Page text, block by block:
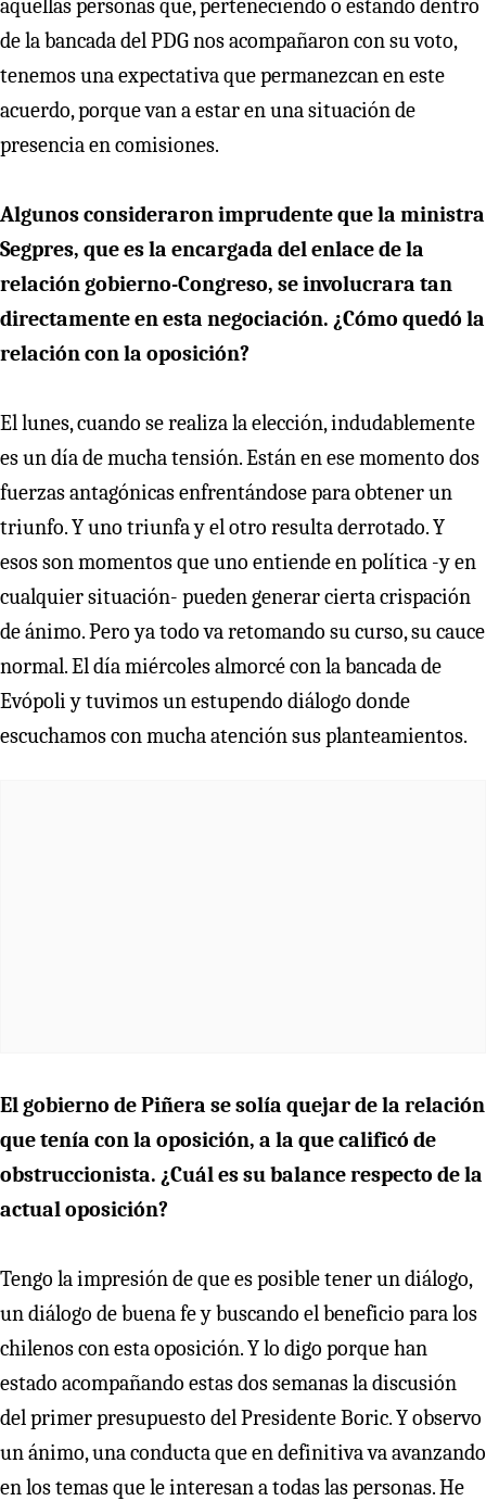
aquellas personas que, perteneciendo o estando dentro
de la bancada del PDG nos acompañaron con su voto,
tenemos una expectativa que permanezcan en este
acuerdo, porque van a estar en una situación de
presencia en comisiones.
Algunos consideraron imprudente que la ministra
Segpres, que es la encargada del enlace de la
relación gobierno-Congreso, se involucrara tan
directamente en esta negociación. ¿Cómo quedó la
relación con la oposición?
El lunes, cuando se realiza la elección, indudablemente
es un día de mucha tensión. Están en ese momento dos
fuerzas antagónicas enfrentándose para obtener un
triunfo. Y uno triunfa y el otro resulta derrotado. Y
esos son momentos que uno entiende en política -y en
cualquier situación- pueden generar cierta crispación
de ánimo. Pero ya todo va retomando su curso, su cauce
normal. El día miércoles almorcé con la bancada de
Evópoli y tuvimos un estupendo diálogo donde
escuchamos con mucha atención sus planteamientos.
El gobierno de Piñera se solía quejar de la relación
que tenía con la oposición, a la que calificó de
obstruccionista. ¿Cuál es su balance respecto de la
actual oposición?
Tengo la impresión de que es posible tener un diálogo,
un diálogo de buena fe y buscando el beneficio para los
chilenos con esta oposición. Y lo digo porque han
estado acompañando estas dos semanas la discusión
del primer presupuesto del Presidente Boric. Y observo
un ánimo, una conducta que en definitiva va avanzando
en los temas que le interesan a todas las personas. He